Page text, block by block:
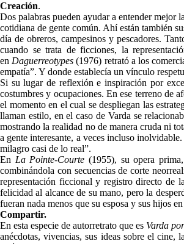
Creación.
Dos palabras pueden ayudar a entender mejor
cotidiana de gente común. Ahí están también
día de obreros, campesinos y pescadores.
cuando se trata de ficciones, la
en Daguerreotypes (1976) retrató a los
empatía”. Y donde establecía un vínculo
Si su lugar de reflexión e inspiración por
costumbres y ocupaciones. En ese terreno de
el momento en el cual se despliegan las
llaman estilo, en el caso de Varda se
mostrando la realidad no de manera cruda ni
a gente interesante, a veces incluso
milagro casi de lo real”.
En La Pointe-Courte (1955), su opera
combinándola con secuencias de corte
representación ficcional y registro directo de
felicidad al alcance de su mano, pero la
fueran nada menos que su esposa y sus hijos
Compartir.
En esta especie de autorretrato que es Varda
anécdotas, vivencias, sus ideas sobre el cine,